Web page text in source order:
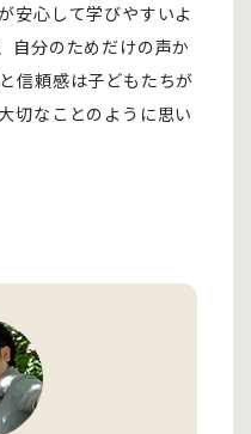
安心して学びやすいよ
自分のためだけの声か
信頼感は子どもたちが
切なことのように思い